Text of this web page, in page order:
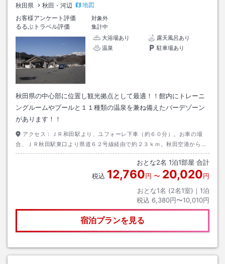
秋田県 秋田・河辺
地図
お客様アンケート評価
対象外
るるぶトラベル評価
集計中
大浴場あり
露天風呂あり
温泉
駐車場あり
秋田県の中心部に位置し観光拠点として最適！！館内にトレーニ
ングルームやプールと１１種類の温泉を兼ね備えたバーデゾーン
があります！！
アクセス：
ＪＲ和田駅より、ユフォーレ下車（約６０分）。お車の場
合、ＪＲ秋田駅東口より県道６２号線経由で約２３ｋｍ。秋田空港から国
道１３号経由で約２４ｋｍ。
おとな2名 1泊1部屋 合計
税込 12,760円 〜 20,020円
おとな1名 (2名1室)｜ 1泊
税込 6,380円〜10,010円
宿泊プランを見る